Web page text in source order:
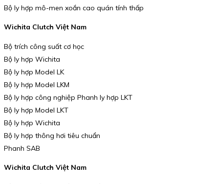
Bộ ly hợp mô-men xoắn cao quán tính thấp
Wichita Clutch Việt Nam
Bộ trích công suất cơ học
Bộ ly hợp Wichita
Bộ ly hợp Model LK
Bộ ly hợp Model LKM
Bộ ly hợp công nghiệp Phanh ly hợp LKT
Bộ ly hợp Model LKT
Bộ ly hợp Wichita
Bộ ly hợp thông hơi tiêu chuẩn
Phanh SAB
Wichita Clutch Việt Nam